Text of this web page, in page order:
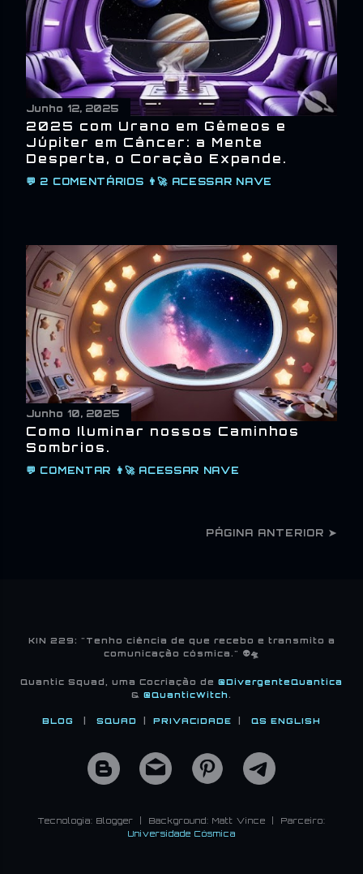
Junho 12, 2025
2025 com Urano em Gêmeos e
Júpiter em Câncer: a Mente
Desperta, o Coração Expande.
💬 2 COMENTÁRIOS 👨‍🚀 ACESSAR NAVE
Junho 10, 2025
Como Iluminar nossos Caminhos
Sombrios.
💬 COMENTAR 👨‍🚀 ACESSAR NAVE
PÁGINA ANTERIOR ➤
KIN 229: "Tenho ciência de que recebo e transmito a
comunicação cósmica." 👽🛸
Quantic Squad, uma Cocriação de @DivergenteQuantica
& @QuanticWitch .
BLOG SQUAD PRIVACIDADE QS ENGLISH
Tecnologia: Blogger | Background: Matt Vince | Parceiro:
Universidade Cósmica